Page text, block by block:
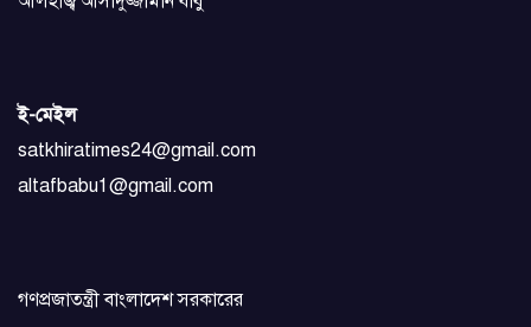
ই-মেইল
satkhiratimes24@gmail.com
altafbabu1@gmail.com
গণপ্রজাতন্ত্রী বাংলাদেশ সরকারের